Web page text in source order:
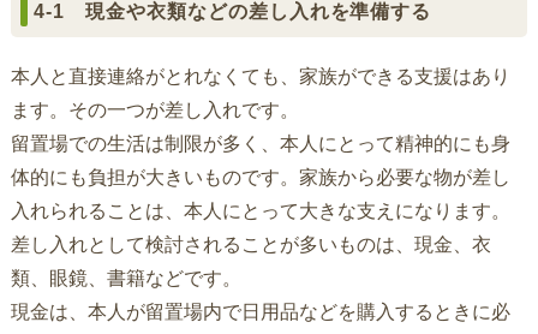
4-1 現金や衣類などの差し入れを準備する
本人と直接連絡がとれなくても、家族ができる支援はあり
ます。その一つが差し入れです。
留置場での生活は制限が多く、本人にとって精神的にも身
体的にも負担が大きいものです。家族から必要な物が差し
入れられることは、本人にとって大きな支えになります。
差し入れとして検討されることが多いものは、現金、衣
類、眼鏡、書籍などです。
現金は、本人が留置場内で日用品などを購入するときに必